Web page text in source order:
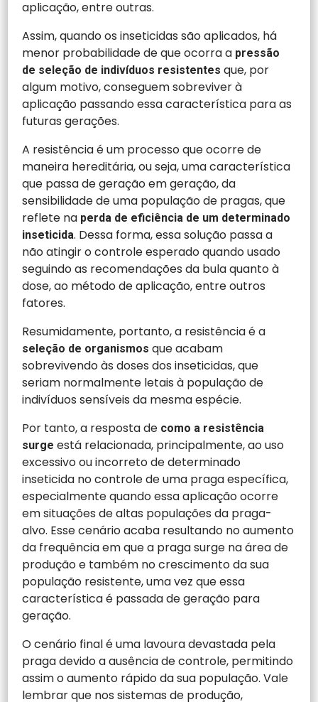
aplicação, entre outras.
Assim, quando os inseticidas são aplicados, há
menor probabilidade de que ocorra a pressão
de seleção de indivíduos resistentes que, por
algum motivo, conseguem sobreviver à
aplicação passando essa característica para as
futuras gerações.
A resistência é um processo que ocorre de
maneira hereditária, ou seja, uma característica
que passa de geração em geração, da
sensibilidade de uma população de pragas, que
reflete na perda de eficiência de um determinado
inseticida. Dessa forma, essa solução passa a
não atingir o controle esperado quando usado
seguindo as recomendações da bula quanto à
dose, ao método de aplicação, entre outros
fatores.
Resumidamente, portanto, a resistência é a
seleção de organismos que acabam
sobrevivendo às doses dos inseticidas, que
seriam normalmente letais à população de
indivíduos sensíveis da mesma espécie.
Por tanto, a resposta de como a resistência
surgeestá relacionada, principalmente, ao uso
excessivo ou incorreto de determinado
inseticida no controle de uma praga específica,
especialmente quando essa aplicação ocorre
em situações de altas populações da praga-
alvo. Esse cenário acaba resultando no aumento
da frequência em que a praga surge na área de
produção e também no crescimento da sua
população resistente, uma vez que essa
característica é passada de geração para
geração.
O cenário final é uma lavoura devastada pela
praga devido a ausência de controle, permitindo
assim o aumento rápido da sua população. Vale
lembrar que nos sistemas de produção,